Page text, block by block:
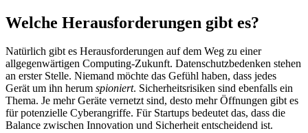
Welche Herausforderungen gibt es?
Natürlich gibt es Herausforderungen auf dem Weg zu einer
allgegenwärtigen Computing-Zukunft. Datenschutzbedenken stehen
an erster Stelle. Niemand möchte das Gefühl haben, dass jedes
Gerät um ihn herum spioniert. Sicherheitsrisiken sind ebenfalls ein
Thema. Je mehr Geräte vernetzt sind, desto mehr Öffnungen gibt es
für potenzielle Cyberangriffe. Für Startups bedeutet das, dass die
Balance zwischen Innovation und Sicherheit entscheidend ist.